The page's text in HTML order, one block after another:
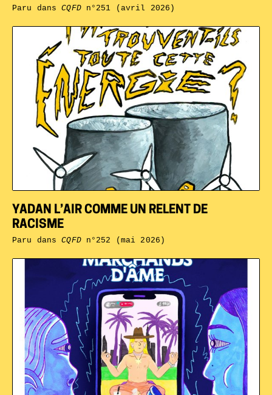
YADAN L’AIR COMME UN RELENT DE
RACISME
Paru dansCQFDn°252 (mai 2026)
Paru dansCQFDn°251 (avril 2026)